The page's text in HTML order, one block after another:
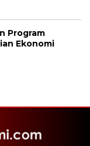
Program
Ekonomi